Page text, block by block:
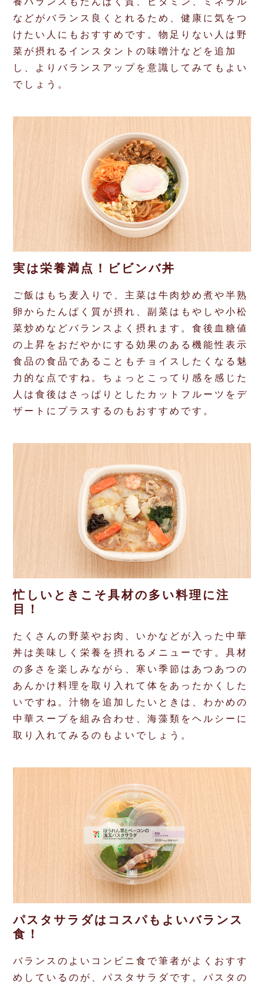
などがバランス良くとれるため、健康に気をつ
けたい人にもおすすめです。物足りない人は野
菜が摂れるインスタントの味噌汁などを追加
し、よりバランスアップを意識してみてもよい
でしょう。
実は栄養満点！ビビンバ丼
ご飯はもち麦入りで、主菜は牛肉炒め煮や半熟
卵からたんぱく質が摂れ、副菜はもやしや小松
菜炒めなどバランスよく摂れます。食後血糖値
の上昇をおだやかにする効果のある機能性表示
食品の食品であることもチョイスしたくなる魅
力的な点ですね。ちょっとこってり感を感じた
人は食後はさっぱりとしたカットフルーツをデ
ザートにプラスするのもおすすめです。
忙しいときこそ具材の多い料理に注
目！
たくさんの野菜やお肉、いかなどが入った中華
丼は美味しく栄養を摂れるメニューです。具材
の多さを楽しみながら、寒い季節はあつあつの
あんかけ料理を取り入れて体をあったかくした
いですね。汁物を追加したいときは、わかめの
中華スープを組み合わせ、海藻類をヘルシーに
取り入れてみるのもよいでしょう。
パスタサラダはコスパもよいバランス
食！
バランスのよいコンビニ食で筆者がよくおすす
めしているのが、パスタサラダです。パスタの